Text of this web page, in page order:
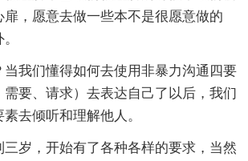
扉，愿意去做一些本不是很愿意做的
当我们懂得如何去使用非暴力沟通四要
要、请求）去表达自己了以后，我们
去倾听和理解他人。
三岁，开始有了各种各样的要求，当然